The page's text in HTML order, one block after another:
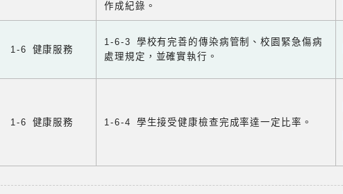
作成紀錄。
1-6 健康服務
1-6-3 學校有完善的傳染病管制、校園緊急傷病
處理規定，並確實執行。
1-6 健康服務 1-6-4 學生接受健康檢查完成率達一定比率。